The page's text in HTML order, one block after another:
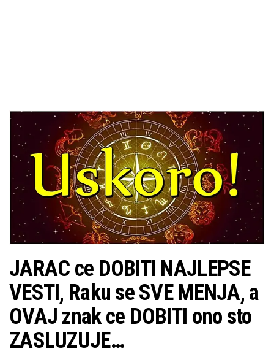
JARAC ce DOBITI NAJLEPSE
VESTI, Raku se SVE MENJA, a
OVAJ znak ce DOBITI ono sto
ZASLUZUJE…